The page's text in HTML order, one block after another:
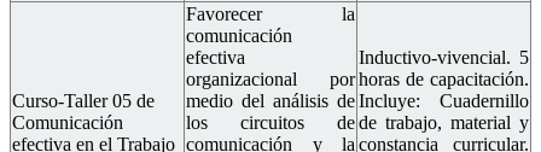
Curso-Taller 05 de
Comunicación
efectiva en el Trabajo
Favorecer la
comunicación
efectiva
organizacional por
medio del análisis de
los circuitos de
comunicación y la
Inductivo-vivencial. 5
horas de capacitación.
Incluye: Cuadernillo
de trabajo, material y
constancia curricular.